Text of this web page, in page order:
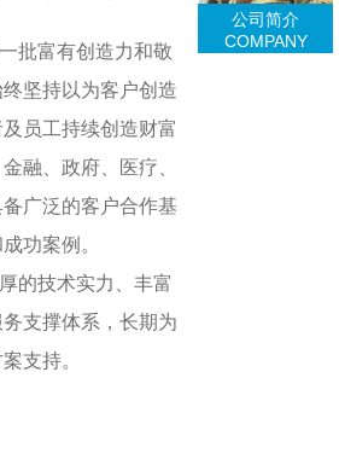
批富有创造力和敬
坚持以为客户创造
员工持续创造财富
融、政府、医疗、
广泛的客户合作基
功案例。
的技术实力、丰富
支撑体系，长期为
支持。
公司简介
COMPANY